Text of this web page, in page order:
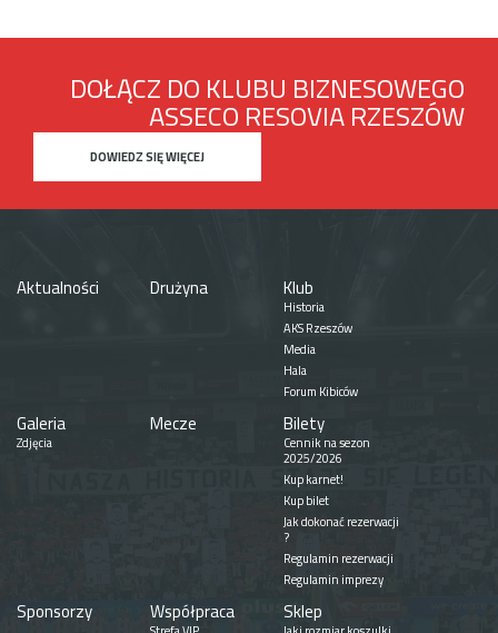
DOŁĄCZ DO KLUBU BIZNESOWEGO
ASSECO RESOVIA RZESZÓW
DOWIEDZ SIĘ WIĘCEJ
Aktualności Drużyna Klub
Historia
AKS Rzeszów
Media
Hala
Forum Kibiców
Galeria
Zdjęcia
Mecze Bilety
Cennik na sezon
2025/2026
Kup karnet!
Kup bilet
Jak dokonać rezerwacji
?
Regulamin rezerwacji
Regulamin imprezy
Sponsorzy Współpraca Sklep